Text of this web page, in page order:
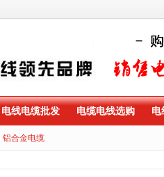
电线电缆批发 电缆电线选购 电
铝合金电缆